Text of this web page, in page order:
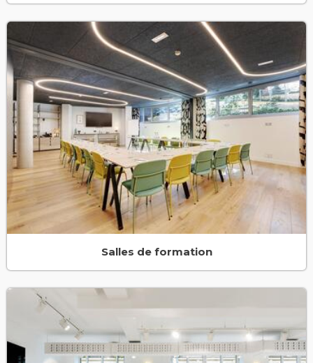
Salles de formation